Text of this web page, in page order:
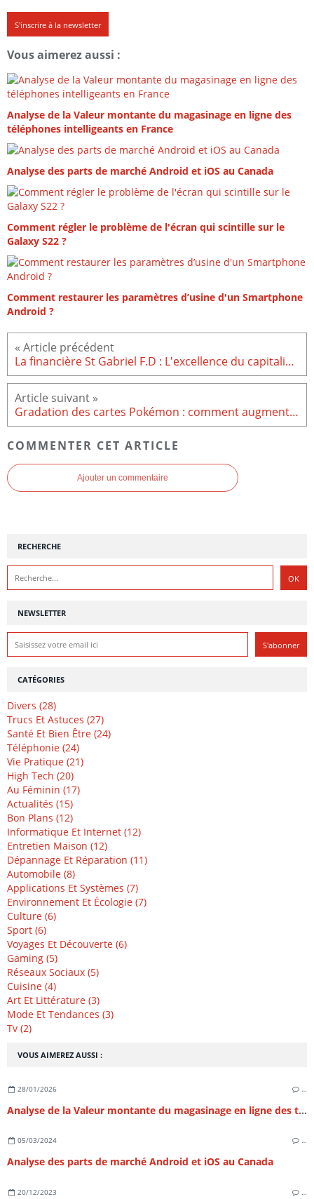
S'inscrire à la newsletter
Vous aimerez aussi :
Analyse de la Valeur montante du magasinage en ligne des
téléphones intelligeants en France
Analyse des parts de marché Android et iOS au Canada
Comment régler le problème de l'écran qui scintille sur le
Galaxy S22 ?
Comment restaurer les paramètres d’usine d'un Smartphone
Android ?
La financière St Gabriel F.D : L'excellence du capitalisme familial et l'art de la structuration patrimoniale
Gradation des cartes Pokémon : comment augmenter la valeur de sa collection ?
COMMENTER CET ARTICLE
Ajouter un commentaire
NEWSLETTER
RECHERCHE
VOUS AIMEREZ AUSSI :
28/01/2026 …
Analyse de la Valeur montante du magasinage en ligne des téléphones intelligeants en France
05/03/2024 …
Analyse des parts de marché Android et iOS au Canada
20/12/2023 …
CATÉGORIES
Divers (28)
Trucs Et Astuces (27)
Santé Et Bien Être (24)
Téléphonie (24)
Vie Pratique (21)
High Tech (20)
Au Féminin (17)
Actualités (15)
Bon Plans (12)
Informatique Et Internet (12)
Entretien Maison (12)
Dépannage Et Réparation (11)
Automobile (8)
Applications Et Systèmes (7)
Environnement Et Écologie (7)
Culture (6)
Sport (6)
Voyages Et Découverte (6)
Gaming (5)
Réseaux Sociaux (5)
Cuisine (4)
Art Et Littérature (3)
Mode Et Tendances (3)
Tv (2)